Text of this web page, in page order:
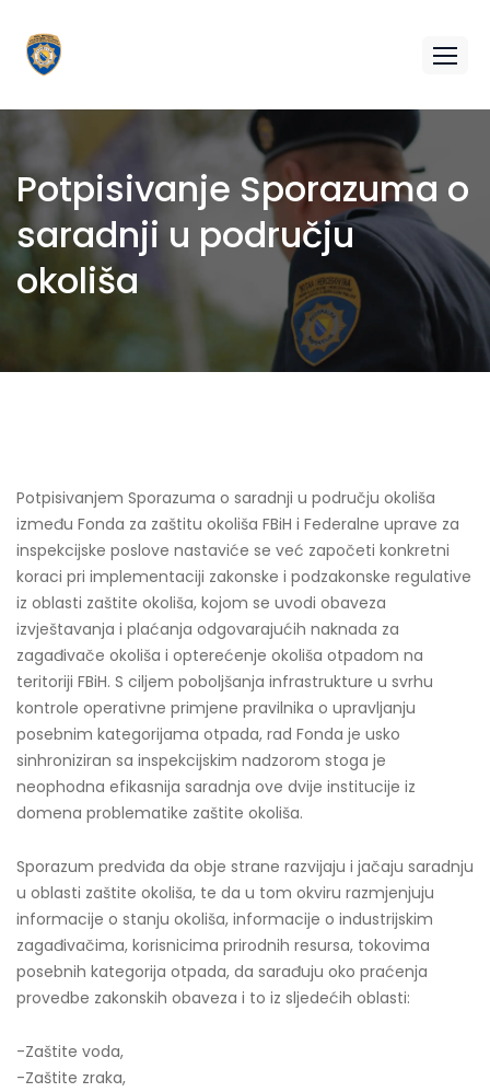
Potpisivanje Sporazuma o
saradnji u području
okoliša
Potpisivanjem Sporazuma o saradnji u području okoliša
između Fonda za zaštitu okoliša FBiH i Federalne uprave za
inspekcijske poslove nastaviće se već započeti konkretni
koraci pri implementaciji zakonske i podzakonske regulative
iz oblasti zaštite okoliša, kojom se uvodi obaveza
izvještavanja i plaćanja odgovarajućih naknada za
zagađivače okoliša i opterećenje okoliša otpadom na
teritoriji FBiH. S ciljem poboljšanja infrastrukture u svrhu
kontrole operativne primjene pravilnika o upravljanju
posebnim kategorijama otpada, rad Fonda je usko
sinhroniziran sa inspekcijskim nadzorom stoga je
neophodna efikasnija saradnja ove dvije institucije iz
domena problematike zaštite okoliša.
Sporazum predviđa da obje strane razvijaju i jačaju saradnju
u oblasti zaštite okoliša, te da u tom okviru razmjenjuju
informacije o stanju okoliša, informacije o industrijskim
zagađivačima, korisnicima prirodnih resursa, tokovima
posebnih kategorija otpada, da sarađuju oko praćenja
provedbe zakonskih obaveza i to iz sljedećih oblasti:
-Zaštite voda,
-Zaštite zraka,